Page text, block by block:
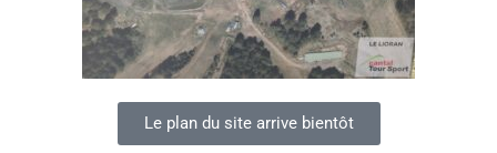
Le plan du site arrive bientôt